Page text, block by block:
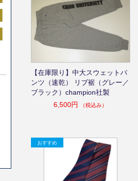
【在庫限り】中大スウェットパ
ンツ（速乾） リブ裾（グレー／
ブラック）champion社製
6,500円
（税込み）